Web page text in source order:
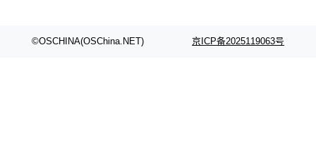
©OSCHINA(OSChina.NET) 京ICP备2025119063号